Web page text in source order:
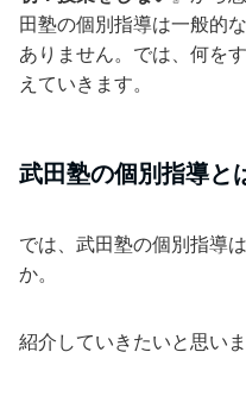
田塾の個別指導は一般的
ありません。では、何を
えていきます。
武田塾の個別指導と
では、武田塾の個別指導
か。
紹介していきたいと思いま